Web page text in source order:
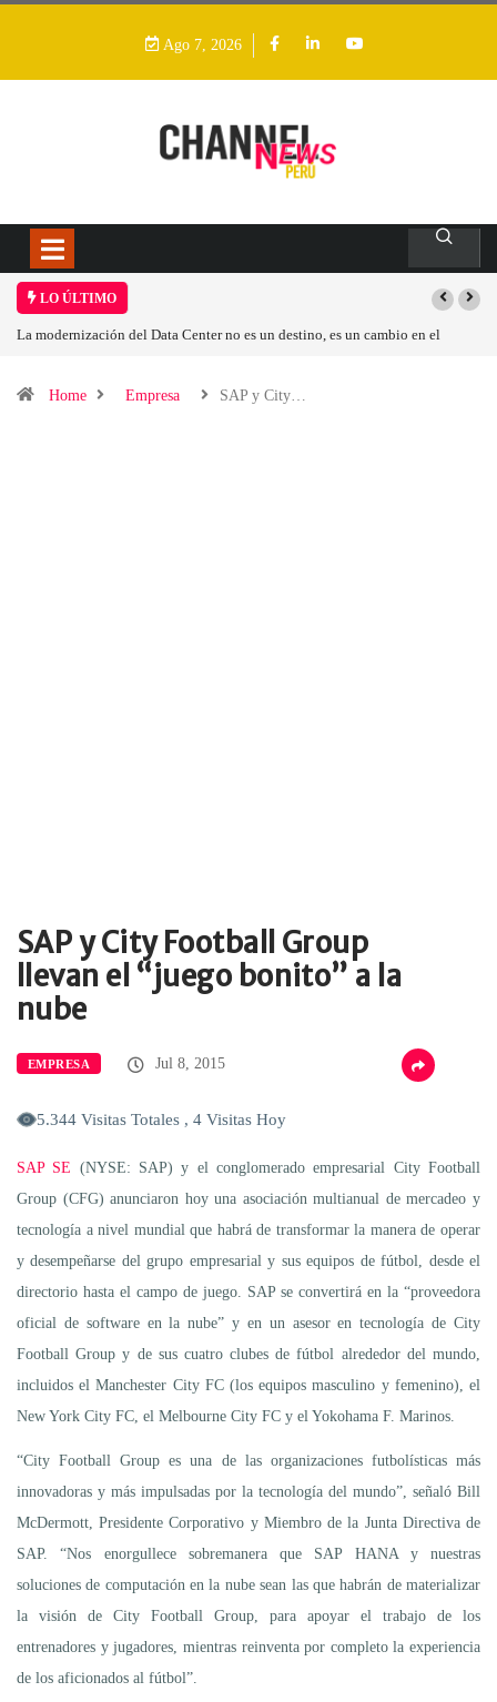
Ago 7, 2026
LO ÚLTIMO
cambio en el Los ingresos por semiconductores aumentarán más de un 94
Home Empresa SAP y City…
SAP y City Football Group
llevan el “juego bonito” a la
nube
EMPRESA Jul 8, 2015
5.344 Visitas Totales , 4 Visitas Hoy
SAP SE (NYSE: SAP) y el conglomerado empresarial City Football
Group (CFG) anunciaron hoy una asociación multianual de mercadeo y
tecnología a nivel mundial que habrá de transformar la manera de operar
y desempeñarse del grupo empresarial y sus equipos de fútbol, desde el
directorio hasta el campo de juego. SAP se convertirá en la “proveedora
oficial de software en la nube” y en un asesor en tecnología de City
Football Group y de sus cuatro clubes de fútbol alrededor del mundo,
incluidos el Manchester City FC (los equipos masculino y femenino), el
New York City FC, el Melbourne City FC y el Yokohama F. Marinos.
“City Football Group es una de las organizaciones futbolísticas más
innovadoras y más impulsadas por la tecnología del mundo”, señaló Bill
McDermott, Presidente Corporativo y Miembro de la Junta Directiva de
SAP. “Nos enorgullece sobremanera que SAP HANA y nuestras
soluciones de computación en la nube sean las que habrán de materializar
la visión de City Football Group, para apoyar el trabajo de los
entrenadores y jugadores, mientras reinventa por completo la experiencia
de los aficionados al fútbol”.